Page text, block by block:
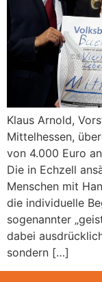
Klaus Arnold,
Mittelhessen,
von 4.000 Euro
Die in Echzell
Menschen mit
die individuelle
sogenannter
dabei
sondern […]